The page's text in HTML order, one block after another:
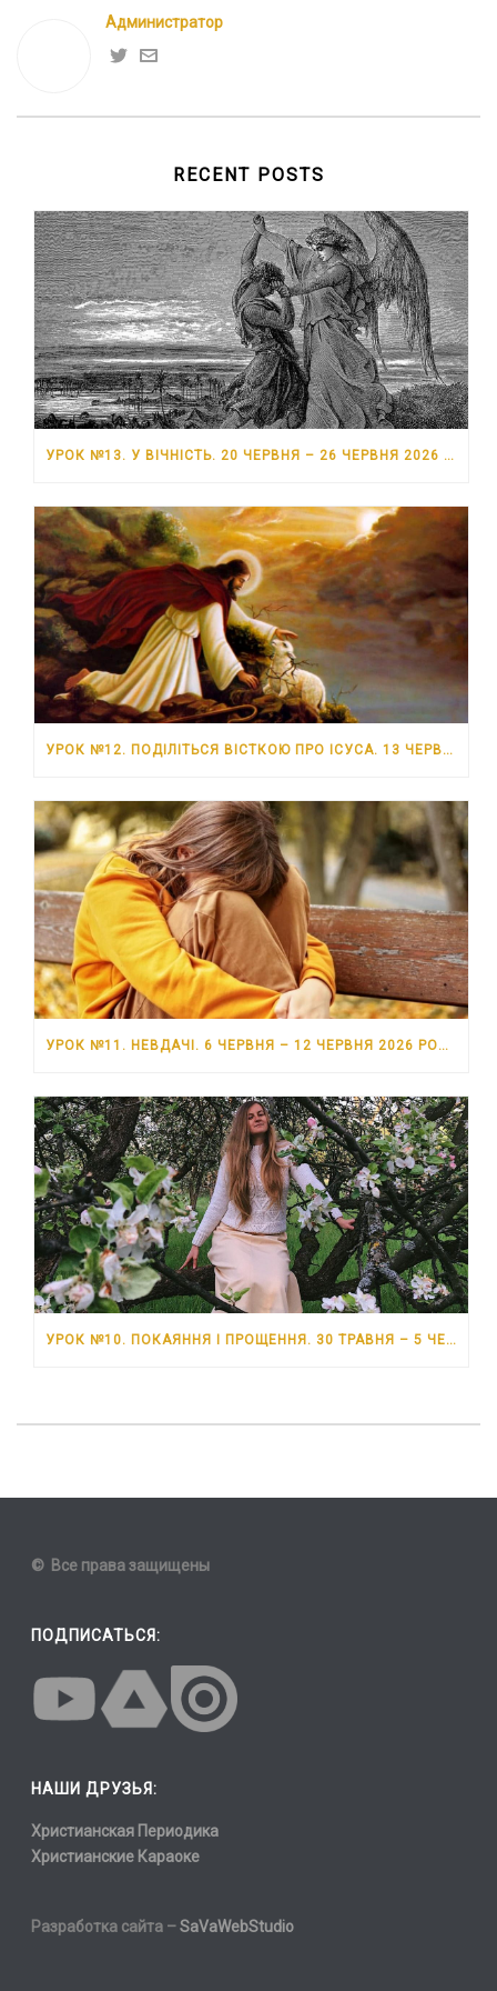
Администратор
RECENT POSTS
УРОК №13. У ВІЧНІСТЬ. 20 ЧЕРВНЯ – 26 ЧЕРВНЯ 2026 РОКУ
УРОК №12. ПОДІЛІТЬСЯ ВІСТКОЮ ПРО ІСУСА. 13 ЧЕРВНЯ – 19 ЧЕРВНЯ 2026 РОКУ
УРОК №11. НЕВДАЧІ. 6 ЧЕРВНЯ – 12 ЧЕРВНЯ 2026 РОКУ
УРОК №10. ПОКАЯННЯ І ПРОЩЕННЯ. 30 ТРАВНЯ – 5 ЧЕРВНЯ 2026 РОКУ
© Все права защищены
ПОДПИСАТЬСЯ:
НАШИ ДРУЗЬЯ:
Христианская Периодика
Христианские Караоке
Разработка сайта –SaVaWebStudio